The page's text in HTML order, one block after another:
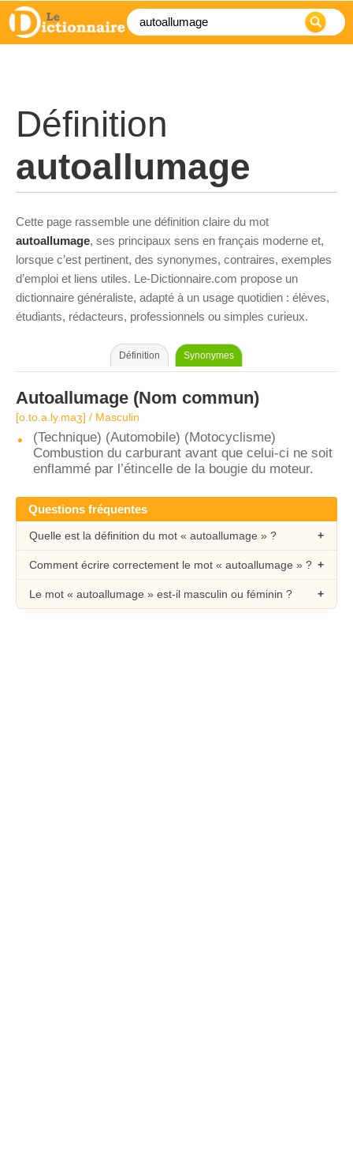
Définition
autoallumage
Cette page rassemble une définition claire du mot
autoallumage, ses principaux sens en français moderne et,
lorsque c’est pertinent, des synonymes, contraires, exemples
d’emploi et liens utiles. Le-Dictionnaire.com propose un
dictionnaire généraliste, adapté à un usage quotidien : élèves,
étudiants, rédacteurs, professionnels ou simples curieux.
Définition Synonymes
Autoallumage (Nom commun)
[o.to.a.ly.maʒ] / Masculin
(Technique) (Automobile) (Motocyclisme)
Combustion du carburant avant que celui-ci ne soit
enflammé par l’étincelle de la bougie du moteur.
Questions fréquentes
Quelle est la définition du mot « autoallumage » ?
Comment écrire correctement le mot « autoallumage » ?
Le mot « autoallumage » est-il masculin ou féminin ?